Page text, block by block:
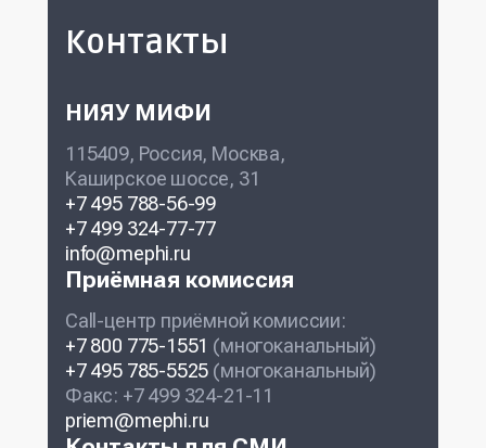
Контакты
НИЯУ МИФИ
115409, Россия, Москва,
Каширское шоссе, 31
+7 495 788-56-99
+7 499 324-77-77
info@mephi.ru
Приёмная комиссия
Call-центр приёмной комиссии:
+7 800 775-1551 (многоканальный)
+7 495 785-5525 (многоканальный)
Факс: +7 499 324-21-11
priem@mephi.ru